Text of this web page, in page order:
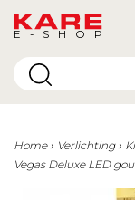
E-SHOP
Home Verlichting
Vegas Deluxe LED